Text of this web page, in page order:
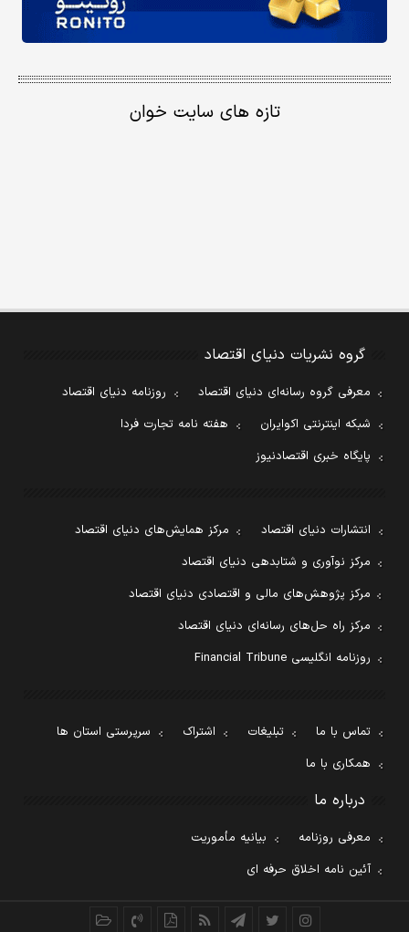
تازه های سایت خوان
گروه نشریات دنیای اقتصاد
معرفی گروه رسانه‌ای دنیای اقتصاد
روزنامه دنیای اقتصاد
شبکه اینترنتی اکوایران
هفته نامه تجارت فردا
پایگاه خبری اقتصادنیوز
انتشارات دنیای اقتصاد
مرکز همایش‌های دنیای اقتصاد
مرکز نوآوری و شتابدهی دنیای اقتصاد
مرکز پژوهش‌های مالی و اقتصادی دنیای اقتصاد
مرکز راه حل‌های رسانه‌ای دنیای اقتصاد
روزنامه انگلیسی Financial Tribune
تماس با ما تبلیغات اشتراک
سرپرستی استان ها
همکاری با ما
درباره ما
معرفی روزنامه
بیانیه مأموریت
آئین نامه اخلاق حرفه ای